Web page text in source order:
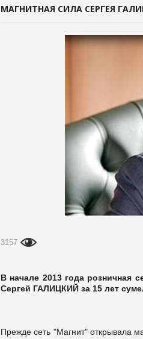
МАГНИТНАЯ СИЛА СЕРГЕЯ
3157
В начале 2013 года розничная
Сергей ГАЛИЦКИЙ за 15 лет
Прежде сеть "Магнит" открывала